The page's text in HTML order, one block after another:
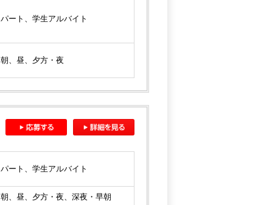
パート、学生アルバイト
朝、昼、夕方・夜
パート、学生アルバイト
朝、昼、夕方・夜、深夜・早朝